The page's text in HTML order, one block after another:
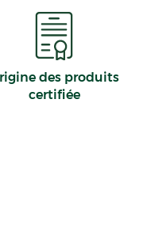
des produits
certifiée